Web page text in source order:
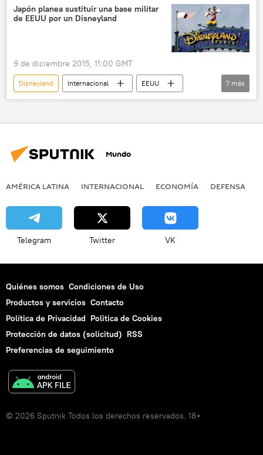
Disney World
noticias
Japón planea sustituir una base militar
de EEUU por un Disneyland
9 de diciembre 2015, 11:00 GMT
Disneyland Internacional
EEUU
Japón
Yoshihide Suga
7 más
Mundo
AMÉRICA LATINA INTERNACIONAL ECONOMÍA DEFENSA
Telegram Twitter VK
Quiénes somos Condiciones de Uso
Productos y servicios Contacto
Política de Privacidad Politica de Cookies
Protección de datos (solicitud) RSS
Preferencias de seguimiento
© 2026 Sputnik Todos los derechos reservados. 18+